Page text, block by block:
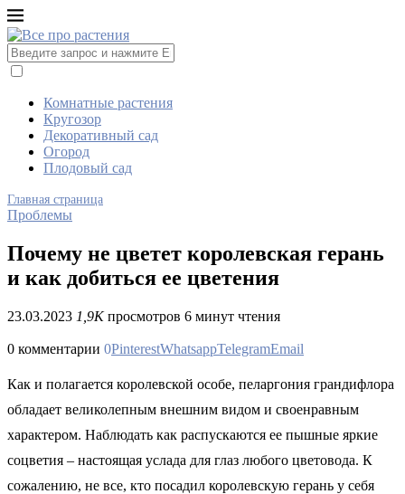
Комнатные растения
Кругозор
Декоративный сад
Огород
Плодовый сад
Главная страница
Проблемы
Почему не цветет королевская герань
и как добиться ее цветения
23.03.2023 1,9Kпросмотров 6 минут чтения
0 комментарии 0PinterestWhatsappTelegramEmail
Как и полагается королевской особе, пеларгония грандифлора
обладает великолепным внешним видом и своенравным
характером. Наблюдать как распускаются ее пышные яркие
соцветия – настоящая услада для глаз любого цветовода. К
сожалению, не все, кто посадил королевскую герань у себя